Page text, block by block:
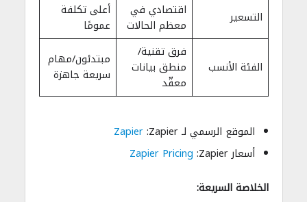
التسعير
اقتصادي في
معظم الحالات
أعلى تكلفة
عمومًا
الفئة الأنسب
فرق تقنية/
منطق بيانات
معقّد
مبتدئون/مهام
سريعة جاهزة
الموقع الرسمي لـ Zapier:
Zapier
أسعار Zapier:
Zapier Pricing
الخلاصة السريعة: